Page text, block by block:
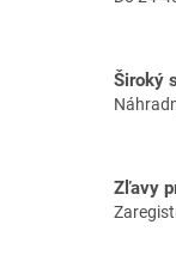
Široký
Zľavy